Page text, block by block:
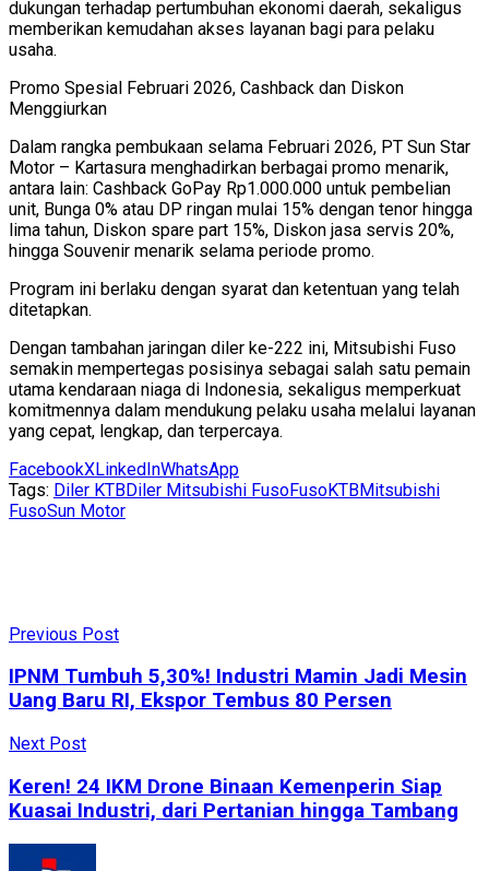
dukungan terhadap pertumbuhan ekonomi daerah, sekaligus
memberikan kemudahan akses layanan bagi para pelaku
usaha.
Promo Spesial Februari 2026, Cashback dan Diskon
Menggiurkan
Dalam rangka pembukaan selama Februari 2026, PT Sun Star
Motor – Kartasura menghadirkan berbagai promo menarik,
antara lain: Cashback GoPay Rp1.000.000 untuk pembelian
unit, Bunga 0% atau DP ringan mulai 15% dengan tenor hingga
lima tahun, Diskon spare part 15%, Diskon jasa servis 20%,
hingga Souvenir menarik selama periode promo.
Program ini berlaku dengan syarat dan ketentuan yang telah
ditetapkan.
Dengan tambahan jaringan diler ke-222 ini, Mitsubishi Fuso
semakin mempertegas posisinya sebagai salah satu pemain
utama kendaraan niaga di Indonesia, sekaligus memperkuat
komitmennya dalam mendukung pelaku usaha melalui layanan
yang cepat, lengkap, dan terpercaya.
FacebookXLinkedInWhatsApp
Tags: Diler KTBDiler Mitsubishi FusoFusoKTBMitsubishi
FusoSun Motor
Previous Post
IPNM Tumbuh 5,30%! Industri Mamin Jadi Mesin
Uang Baru RI, Ekspor Tembus 80 Persen
Next Post
Keren! 24 IKM Drone Binaan Kemenperin Siap
Kuasai Industri, dari Pertanian hingga Tambang